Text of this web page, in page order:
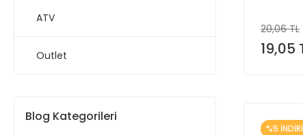
ATV
Outlet
Blog Kategorileri
20,06 TL
19,05
%5